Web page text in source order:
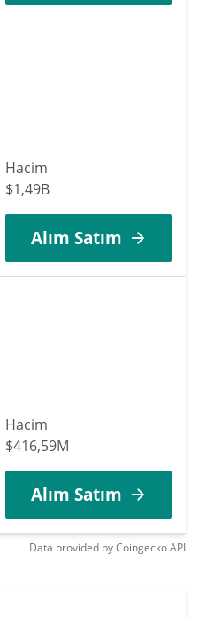
Hacim
$1,49B
Alım Satım
Hacim
$416,59M
Alım Satım
Data provided byCoingeckoAPI